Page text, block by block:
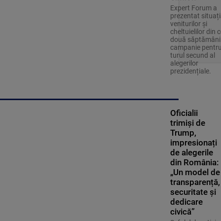
Expert Forum a
prezentat
veniturilor și
cheltuielilor din
două
campanie pentru
turul secund al
alegerilor
prezidențiale.
Oficialii
trimiși de
Trump,
impresionați
de alegerile
din România:
„Un model de
transparență,
securitate și
dedicare
civică”